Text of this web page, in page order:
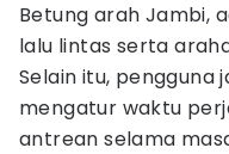
Betung arah Jambi,
lalu lintas serta
Selain itu, pengguna
mengatur waktu
antrean selama